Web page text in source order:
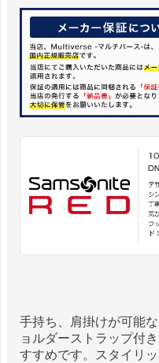
手持ち、肩掛けが可能
ョルダーストラップ付
すすめです。スタイリ